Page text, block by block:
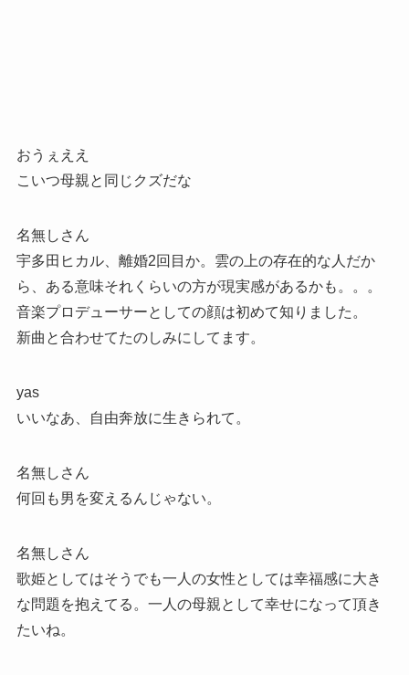
おうぇええ
こいつ母親と同じクズだな
名無しさん
宇多田ヒカル、離婚2回目か。雲の上の存在的な人だか
ら、ある意味それくらいの方が現実感があるかも。。。
音楽プロデューサーとしての顔は初めて知りました。
新曲と合わせてたのしみにしてます。
yas
いいなあ、自由奔放に生きられて。
名無しさん
何回も男を変えるんじゃない。
名無しさん
歌姫としてはそうでも一人の女性としては幸福感に大き
な問題を抱えてる。一人の母親として幸せになって頂き
たいね。